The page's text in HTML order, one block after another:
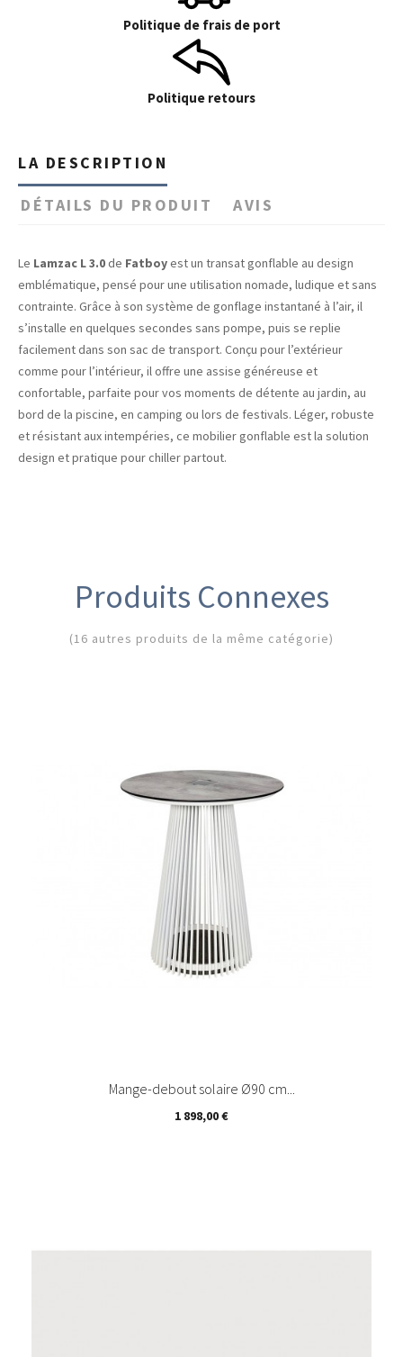
Politique de frais de port
Politique retours
LA DESCRIPTION
DÉTAILS DU PRODUIT AVIS
Le Lamzac L 3.0de Fatboyest un transat gonflable au design
emblématique, pensé pour une utilisation nomade, ludique et sans
contrainte. Grâce à son système de gonflage instantané à l’air, il
s’installe en quelques secondes sans pompe, puis se replie
facilement dans son sac de transport. Conçu pour l’extérieur
comme pour l’intérieur, il offre une assise généreuse et
confortable, parfaite pour vos moments de détente au jardin, au
bord de la piscine, en camping ou lors de festivals. Léger, robuste
et résistant aux intempéries, ce mobilier gonflable est la solution
design et pratique pour chiller partout.
Produits Connexes
(16 autres produits de la même catégorie)
Mange-debout solaire Ø90 cm...
Prix
1 898,00 €